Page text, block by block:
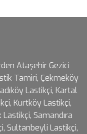
Ataşehir Gezici
Tamiri, Çekmeköy
Lastikçi, Kartal
Kurtköy Lastikçi,
Samandıra
Sultanbeyli Lastikçi,